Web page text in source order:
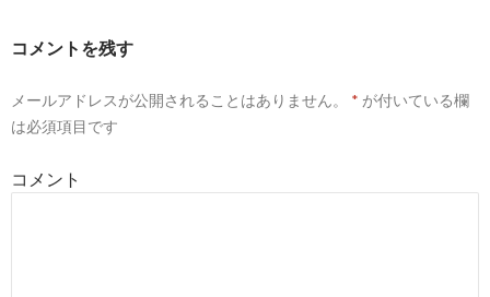
ゲ
シ
ン
コメントを残す
メールアドレスが公開されることはありません。 * が付いている欄
は必須項目です
コメント